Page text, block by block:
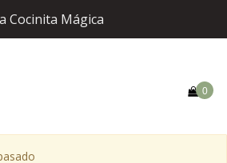
0
Cocinita Mágica